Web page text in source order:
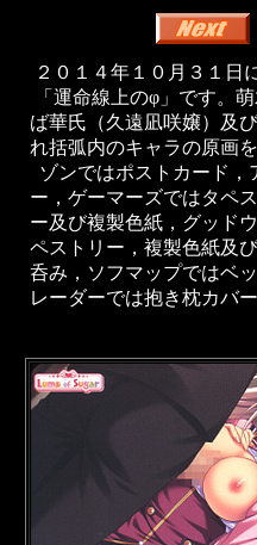
２０１４年１０月３１日
「運命線上のφ」です。
ば華氏（久遠凪咲嬢）及
れ括弧内のキャラの原画
ゾンではポストカード，
ー，ゲーマーズではタペ
ー及び複製色紙，グッド
ペストリー，複製色紙及
呑み，ソフマップではベ
レーダーでは抱き枕カバ